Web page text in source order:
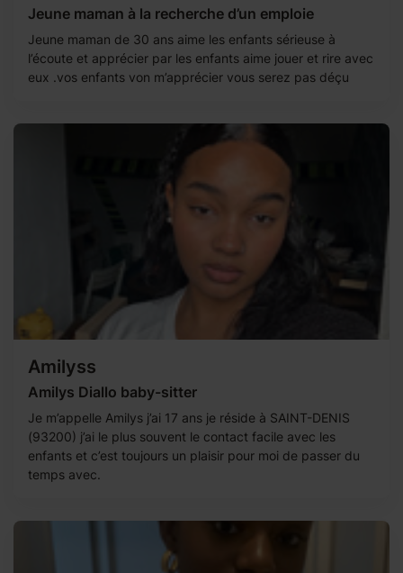
Jeune maman à la recherche d’un emploie
Jeune maman de 30 ans aime les enfants sérieuse à
l’écoute et apprécier par les enfants aime jouer et rire avec
eux .vos enfants von m’apprécier vous serez pas déçu
Amilyss
Amilys Diallo baby-sitter
Je m’appelle Amilys j’ai 17 ans je réside à SAINT-DENIS
(93200) j’ai le plus souvent le contact facile avec les
enfants et c’est toujours un plaisir pour moi de passer du
temps avec.